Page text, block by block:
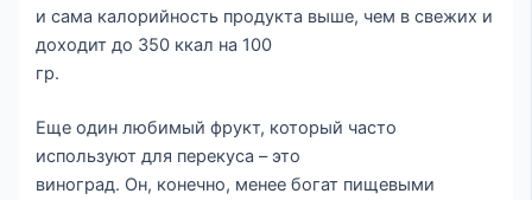
и сама калорийность продукта выше, чем в свежих и
доходит до 350 ккал на 100
гр.
Еще один любимый фрукт, который часто
используют для перекуса – это
виноград. Он, конечно, менее богат пищевыми